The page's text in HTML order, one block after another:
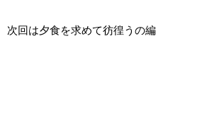
次回は夕食を求めて彷徨うの編